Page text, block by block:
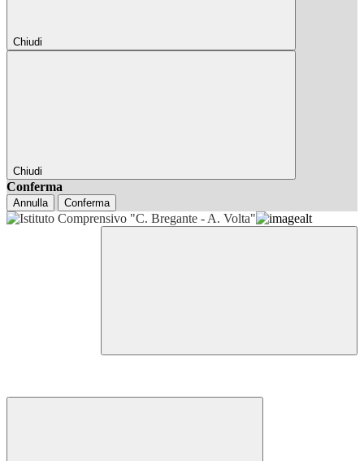
Chiudi
Chiudi
Conferma
Annulla Conferma